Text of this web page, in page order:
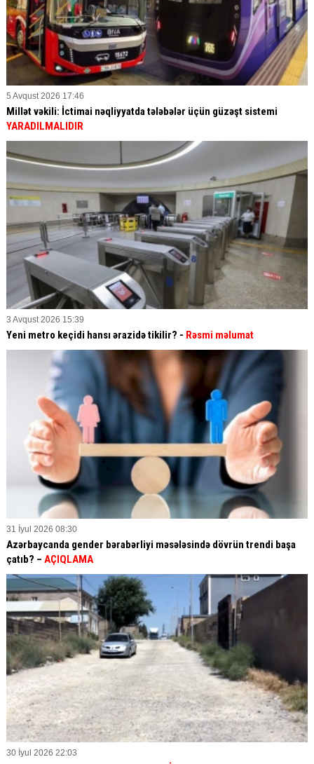
5 Avqust 2026 17:46
Millət vəkili: İctimai nəqliyyatda tələbələr üçün güzəşt sistemi
YARADILMALIDIR
3 Avqust 2026 15:39
Yeni metro keçidi hansı ərazidə tikilir? - Rəsmi məlumat
31 İyul 2026 08:30
Azərbaycanda gender bərabərliyi məsələsində dövrün trendi başa
çatıb? – AÇIQLAMA
30 İyul 2026 22:03